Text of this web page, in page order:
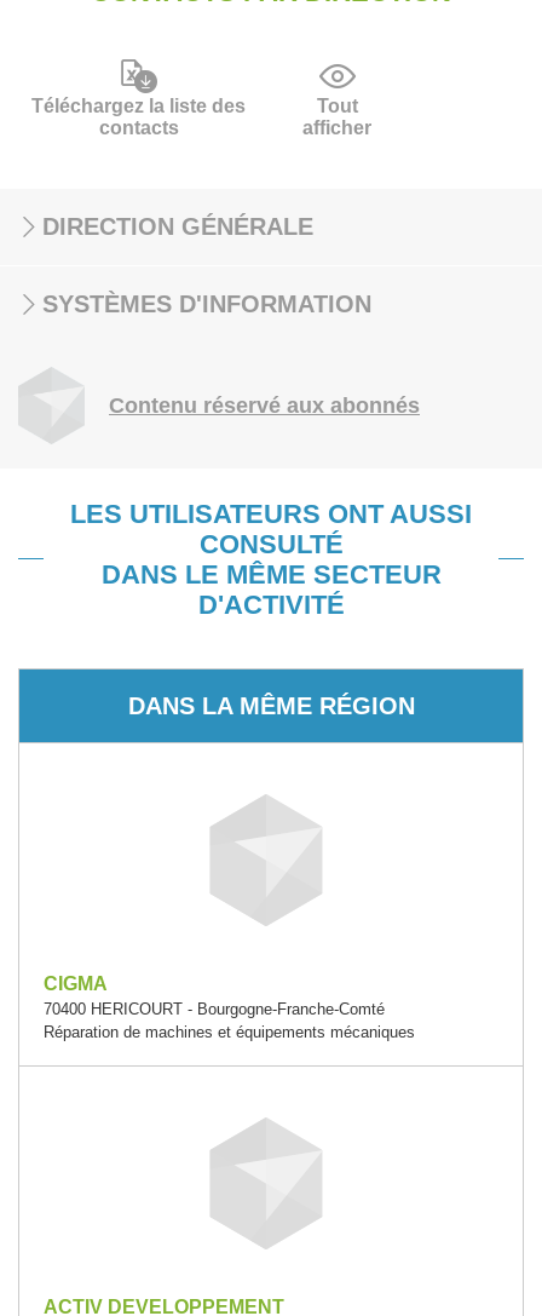
Téléchargez la liste des
contacts
Tout
afficher
DIRECTION GÉNÉRALE
SYSTÈMES D'INFORMATION
Contenu réservé aux abonnés
LES UTILISATEURS ONT AUSSI
CONSULTÉ
DANS LE MÊME SECTEUR
D'ACTIVITÉ
DANS LA MÊME RÉGION
CIGMA
70400 HERICOURT - Bourgogne-Franche-Comté
Réparation de machines et équipements mécaniques
ACTIV DEVELOPPEMENT